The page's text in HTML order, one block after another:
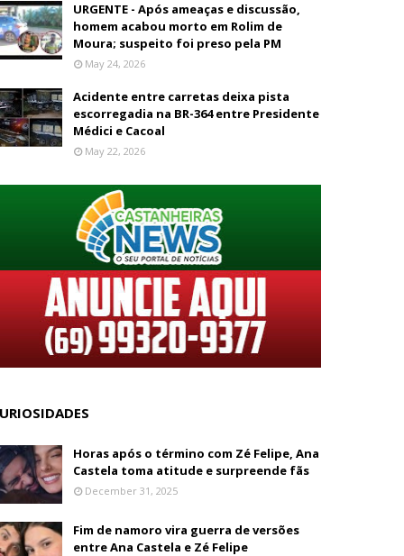
URGENTE - Após ameaças e discussão,
homem acabou morto em Rolim de
Moura; suspeito foi preso pela PM
May 24, 2026
Acidente entre carretas deixa pista
escorregadia na BR-364 entre Presidente
Médici e Cacoal
May 22, 2026
Horas após o término com Zé Felipe, Ana
Castela toma atitude e surpreende fãs
December 31, 2025
Fim de namoro vira guerra de versões
entre Ana Castela e Zé Felipe